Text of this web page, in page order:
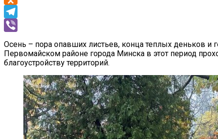
Odnoklassniki
Telegram
Осень – пора опавших листьев, конца теплых деньков и
Первомайском районе города Минска в этот период
благоустройству территорий.